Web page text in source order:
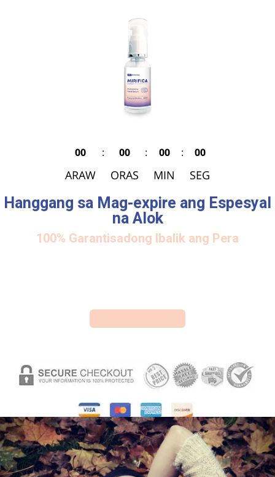
00
ARAW
: 00
ORAS
: 00
MIN
: 00
SEG
Hanggang sa Mag-expire ang Espesyal
na Alok
100% Garantisadong Ibalik ang Pera